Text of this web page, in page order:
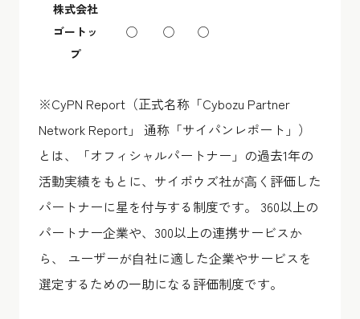
株式会社
ゴートッ
プ
◯ ◯ ◯
※CyPN Report（正式名称「Cybozu Partner
Network Report」 通称「サイパンレポート」）
とは、「オフィシャルパートナー」の過去1年の
活動実績をもとに、サイボウズ社が⾼く評価した
パートナーに星を付与する制度です。 360以上の
パートナー企業や、300以上の連携サービスか
ら、 ユーザーが⾃社に適した企業やサービスを
選定するための一助になる評価制度です。